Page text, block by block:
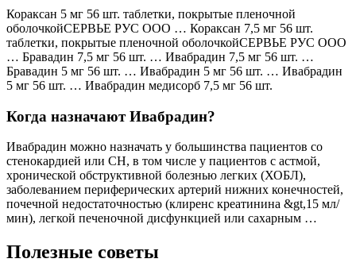
Кораксан 5 мг 56 шт. таблетки, покрытые пленочной
оболочкойСЕРВЬЕ РУС ООО … Кораксан 7,5 мг 56 шт.
таблетки, покрытые пленочной оболочкойСЕРВЬЕ РУС ООО
… Бравадин 7,5 мг 56 шт. … Ивабрадин 7,5 мг 56 шт. …
Бравадин 5 мг 56 шт. … Ивабрадин 5 мг 56 шт. … Ивабрадин
5 мг 56 шт. … Ивабрадин медисорб 7,5 мг 56 шт.
Когда назначают Ивабрадин?
Ивабрадин можно назначать у большинства пациентов со
стенокардией или СН, в том числе у пациентов с астмой,
хронической обструктивной болезнью легких (ХОБЛ),
заболеванием периферических артерий нижних конечностей,
почечной недостаточностью (клиренс креатинина &gt,15 мл/
мин), легкой печеночной дисфункцией или сахарным …
Полезные советы